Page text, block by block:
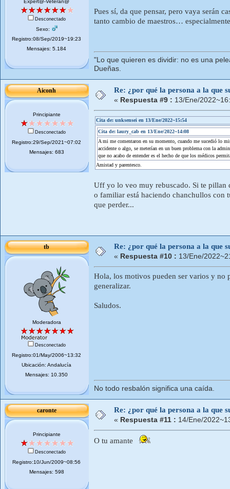
Expert@-Veteran@
Desconectado
Sexo:
Registro:08/Sep/2019~19:23
Mensajes: 5.184
Pues sí, da que pensar, pero vaya serán
tanto cambio de maestros…
"Lo que quieren es dividir: no es una
Dueñas.
Aiconh
Principiante
Desconectado
Registro:29/Sep/2021~07:02
Mensajes: 683
Re: ¿por qué la persona a la que
« Respuesta #9 : 13/Ene/
Cita de: unksensei en 13/Ene/2022~15:54
Cita de: laury_cab en 13/Ene/2022~14:08
A mi me comentaron en su momento, cuando me sucedió lo
accidente o algo, se meterían en un buen problema con la
que no acabo de entender es el hecho de que los médicos
Amistad y parentesco.
Uff yo lo veo muy rebuscado. Si te pillan
o familiar está haciendo chanchullos con
que perder...
tb
Moderadora
Desconectado
Registro:01/May/2006~13:32
Ubicación: Andalucía
Mensajes: 10.350
Re: ¿por qué la persona a la que
« Respuesta #10 : 13/Ene/
Hola, los motivos pueden ser varios y no
generalizar.
Saludos.
No todo resbalón significa una caída.
caronte
Principiante
Desconectado
Registro:10/Jun/2009~08:56
Mensajes: 598
Re: ¿por qué la persona a la que
« Respuesta #11 : 14/Ene/
O tu amante